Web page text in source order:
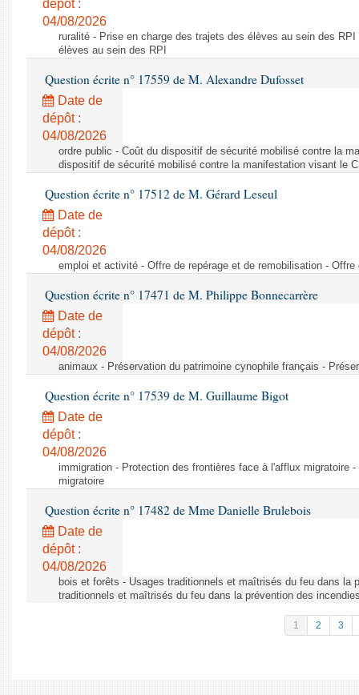
dépôt :
04/08/2026
ruralité - Prise en charge des trajets des élèves au sein des
élèves au sein des RPI
Question écrite n° 17559 de M. Alexandre Dufosset
Date de
dépôt :
04/08/2026
ordre public - Coût du dispositif de sécurité mobilisé contre la
dispositif de sécurité mobilisé contre la manifestation visant le
Question écrite n° 17512 de M. Gérard Leseul
Date de
dépôt :
04/08/2026
emploi et activité - Offre de repérage et de remobilisation -
Question écrite n° 17471 de M. Philippe Bonnecarrère
Date de
dépôt :
04/08/2026
animaux - Préservation du patrimoine cynophile français -
Question écrite n° 17539 de M. Guillaume Bigot
Date de
dépôt :
04/08/2026
immigration - Protection des frontières face à l'afflux migratoire
migratoire
Question écrite n° 17482 de Mme Danielle Brulebois
Date de
dépôt :
04/08/2026
bois et forêts - Usages traditionnels et maîtrisés du feu dans la
traditionnels et maîtrisés du feu dans la prévention des
1 2 3